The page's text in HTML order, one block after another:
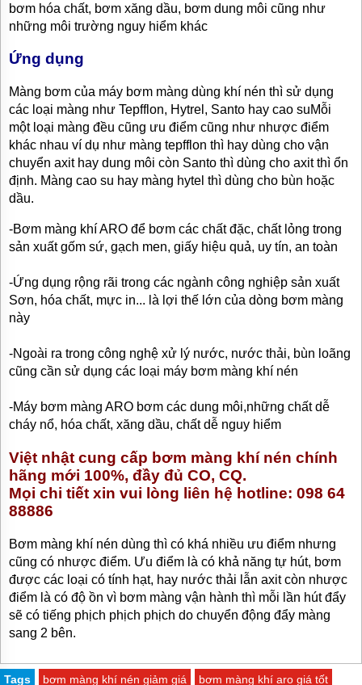
bơm hóa chất, bơm xăng dầu, bơm dung môi cũng như
những môi trường nguy hiểm khác
Ứng dụng
Màng bơm của máy bơm màng dùng khí nén thì sử dụng
các loại màng như Tepfflon, Hytrel, Santo hay cao suMỗi
một loại màng đều cũng ưu điểm cũng như nhược điểm
khác nhau ví dụ như màng tepfflon thì hay dùng cho vận
chuyển axit hay dung môi còn Santo thì dùng cho axit thì ổn
định. Màng cao su hay màng hytel thì dùng cho bùn hoặc
dầu.
-Bơm màng khí ARO để bơm các chất đặc, chất lỏng trong
sản xuất gốm sứ, gạch men, giấy hiệu quả, uy tín, an toàn
-Ứng dụng rộng rãi trong các ngành công nghiệp sản xuất
Sơn, hóa chất, mực in... là lợi thế lớn của dòng bơm màng
này
-Ngoài ra trong công nghệ xử lý nước, nước thải, bùn loãng
cũng cần sử dụng các loại máy bơm màng khí nén
-Máy bơm màng ARO bơm các dung môi,những chất dễ
cháy nổ, hóa chất, xăng dầu, chất dễ nguy hiểm
Việt nhật cung cấp bơm màng khí nén chính
hãng mới 100%, đầy đủ CO, CQ.
Mọi chi tiết xin vui lòng liên hệ hotline: 098 64
88886
Bơm màng khí nén dùng thì có khá nhiều ưu điểm nhưng
cũng có nhược điểm. Ưu điểm là có khả năng tự hút, bơm
được các loại có tính hạt, hay nước thải lẫn axit còn nhược
điểm là có độ ồn vì bơm màng vận hành thì mỗi lần hút đẩy
sẽ có tiếng phịch phịch phịch do chuyển động đẩy màng
sang 2 bên.
Tags bơm màng khí nén giảm giá bơm màng khí aro giá tốt